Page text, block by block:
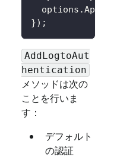
  options
.AppSecret
}) ;
AddLogtoAut
hentication
メソッドは次の
ことを行いま
す：
デフォルト
の認証